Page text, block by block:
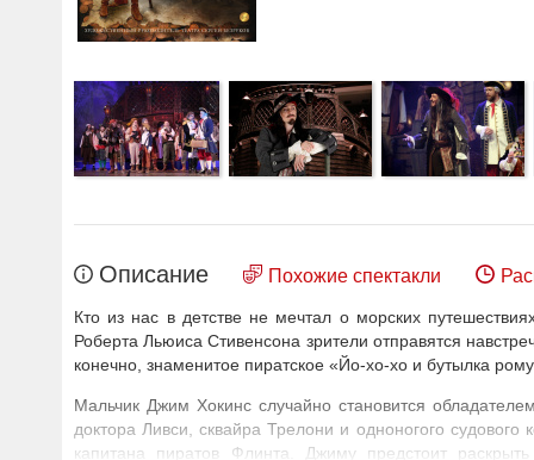
Описание Похожие спектакли
Кто из нас в детстве не мечтал о морских
Роберта Льюиса Стивенсона зрители отправятся
конечно, знаменитое пиратское «Йо-хо-хо и бутылка
Мальчик Джим Хокинс случайно становится
доктора Ливси, сквайра Трелони и одноногого
капитана пиратов Флинта. Джиму предстоит